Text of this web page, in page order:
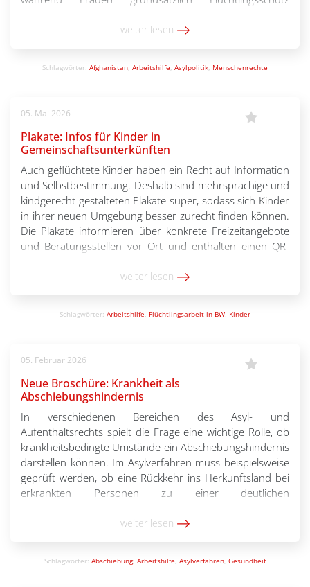
werden verkannt – mit katastrophalen Folgen für
weiter lesen
Schlagwörter: Afghanistan, Arbeitshilfe, Asylpolitik, Menschenrechte
05. Mai 2026
Plakate: Infos für Kinder in
Gemeinschaftsunterkünften
Auch geflüchtete Kinder haben ein Recht auf Information
und Selbstbestimmung. Deshalb sind mehrsprachige und
kindgerecht gestalteten Plakate super, sodass sich Kinder
in ihrer neuen Umgebung besser zurecht finden können.
Die Plakate informieren über konkrete Freizeitangebote
und Beratungsstellen vor Ort und enthalten einen QR-
Informationen zu Rechten, Gesundheit, Bildung,
weiter lesen
Schlagwörter: Arbeitshilfe, Flüchtlingsarbeit in BW, Kinder
05. Februar 2026
Neue Broschüre: Krankheit als
Abschiebungshindernis
In verschiedenen Bereichen des Asyl- und
Aufenthaltsrechts spielt die Frage eine wichtige Rolle, ob
krankheitsbedingte Umstände ein Abschiebungshindernis
darstellen können. Im Asylverfahren muss beispielsweise
geprüft werden, ob eine Rückkehr ins Herkunftsland bei
erkrankten Personen zu einer deutlichen
würde. Auch bei einer drohenden Beendigung des
weiter lesen
Schlagwörter: Abschiebung, Arbeitshilfe, Asylverfahren, Gesundheit